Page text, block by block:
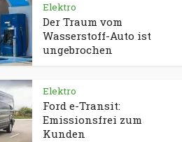
Elektro
Der Traum vom
Wasserstoff-Auto ist
ungebrochen
Elektro
Ford e-Transit:
Emissionsfrei zum
Kunden